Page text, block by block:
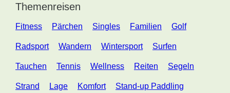
Themenreisen
Fitness Pärchen Singles Familien Golf
Radsport Wandern Wintersport Surfen
Tauchen Tennis Wellness Reiten Segeln
Strand Lage Komfort Stand-up Paddling